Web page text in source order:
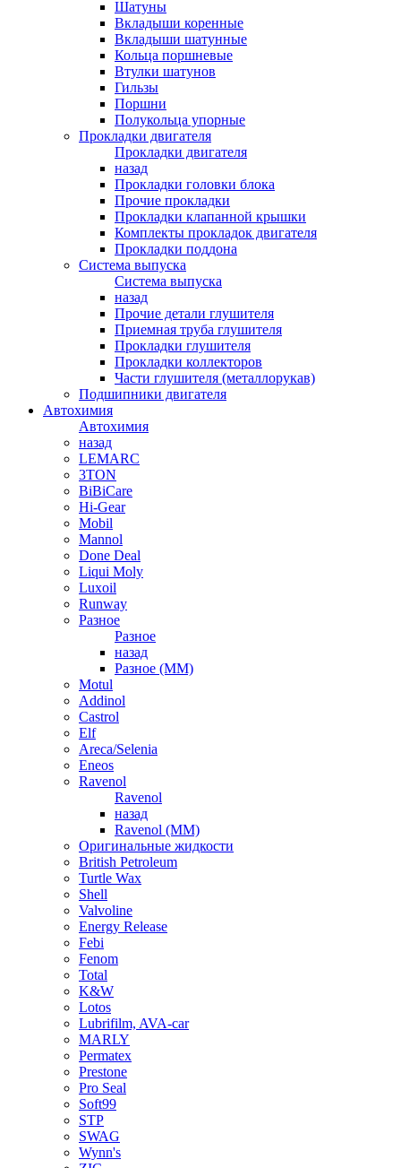
Шатуны
Вкладыши коренные
Вкладыши шатунные
Кольца поршневые
Втулки шатунов
Гильзы
Поршни
Полукольца упорные
Прокладки двигателя
Прокладки двигателя
назад
Прокладки головки блока
Прочие прокладки
Прокладки клапанной крышки
Комплекты прокладок двигателя
Прокладки поддона
Система выпуска
Система выпуска
назад
Прочие детали глушителя
Приемная труба глушителя
Прокладки глушителя
Прокладки коллекторов
Части глушителя (металлорукав)
Подшипники двигателя
Автохимия
Автохимия
назад
LEMARC
3TON
BiBiCare
Hi-Gear
Mobil
Mannol
Done Deal
Liqui Moly
Luxoil
Runway
Разное
Разное
назад
Разное (ММ)
Motul
Addinol
Castrol
Elf
Areca/Selenia
Eneos
Ravenol
Ravenol
назад
Ravenol (ММ)
Оригинальные жидкости
British Petroleum
Turtle Wax
Shell
Valvoline
Energy Release
Febi
Fenom
Total
K&W
Lotos
Lubrifilm, AVA-car
MARLY
Permatex
Prestone
Pro Seal
Soft99
STP
SWAG
Wynn's